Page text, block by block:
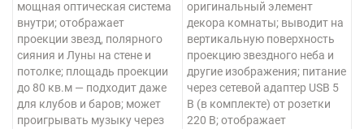
мощная оптическая система
внутри; отображает
проекции звезд, полярного
сияния и Луны на стене и
потолке; площадь проекции
до 80 кв.м — подходит даже
для клубов и баров; может
проигрывать музыку через
оригинальный элемент
декора комнаты; выводит на
вертикальную поверхность
проекцию звездного неба и
другие изображения; питание
через сетевой адаптер USB 5
В (в комплекте) от розетки
220 В; отображает